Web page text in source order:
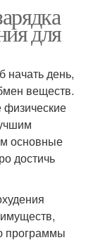
для
начать день,
веществ.
физические
основные
достичь
программы